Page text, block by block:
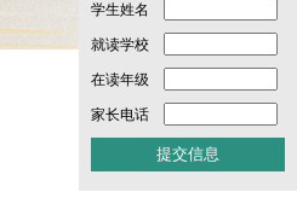
学生姓名
就读学校
在读年级
家长电话